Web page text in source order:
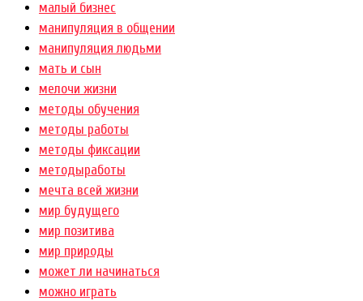
малый бизнес
манипуляция в общении
манипуляция людьми
мать и сын
мелочи жизни
методы обучения
методы работы
методы фиксации
методыработы
мечта всей жизни
мир будущего
мир позитива
мир природы
может ли начинаться
можно играть